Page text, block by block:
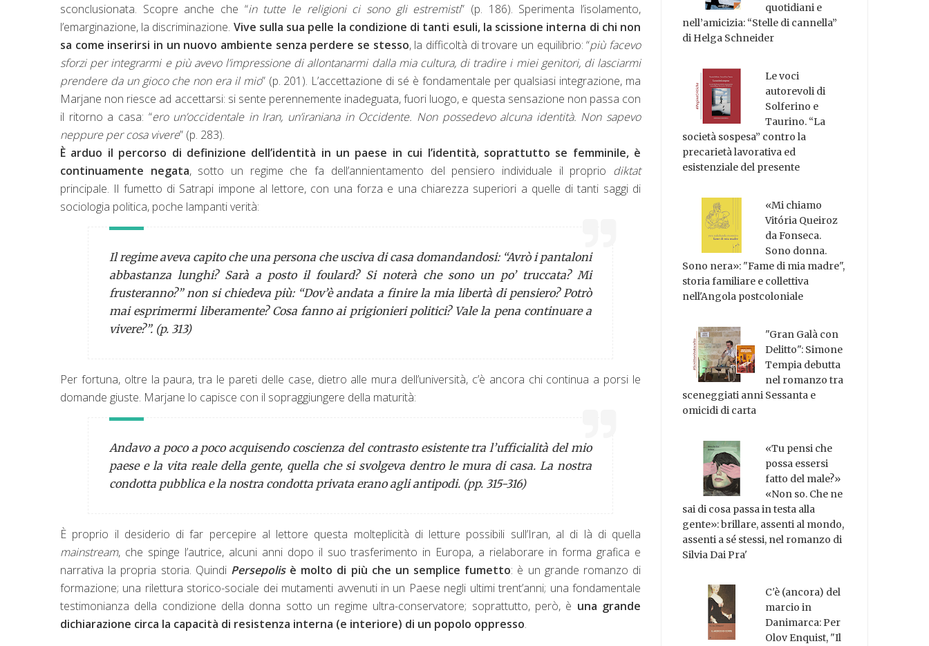
sconclusionata. Scopre anche che “in tutte le religioni ci sono gli estremisti” (p. 186). Sperimenta l’isolamento,
l’emarginazione, la discriminazione. Vive sulla sua pelle la condizione di tanti esuli, la scissione interna di chi non
sa come inserirsi in un nuovo ambiente senza perdere se stesso, la difficoltà di trovare un equilibrio: “più facevo
sforzi per integrarmi e più avevo l’impressione di allontanarmi dalla mia cultura, di tradire i miei genitori, di lasciarmi
prendere da un gioco che non era il mio” (p. 201). L’accettazione di sé è fondamentale per qualsiasi integrazione, ma
Marjane non riesce ad accettarsi: si sente perennemente inadeguata, fuori luogo, e questa sensazione non passa con
il ritorno a casa: “ero un’occidentale in Iran, un’iraniana in Occidente. Non possedevo alcuna identità. Non sapevo
neppure per cosa vivere” (p. 283).
È arduo il percorso di definizione dell’identità in un paese in cui l’identità, soprattutto se femminile, è
continuamente negata, sotto un regime che fa dell’annientamento del pensiero individuale il proprio diktat
principale. Il fumetto di Satrapi impone al lettore, con una forza e una chiarezza superiori a quelle di tanti saggi di
sociologia politica, poche lampanti verità:
Il regime aveva capito che una persona che usciva di casa domandandosi: “Avrò i pantaloni
abbastanza lunghi? Sarà a posto il foulard? Si noterà che sono un po’ truccata? Mi
frusteranno?” non si chiedeva più: “Dov’è andata a finire la mia libertà di pensiero? Potrò
mai esprimermi liberamente? Cosa fanno ai prigionieri politici? Vale la pena continuare a
vivere?”. (p. 313)
Per fortuna, oltre la paura, tra le pareti delle case, dietro alle mura dell’università, c’è ancora chi continua a porsi le
domande giuste. Marjane lo capisce con il sopraggiungere della maturità:
Andavo a poco a poco acquisendo coscienza del contrasto esistente tra l’ufficialità del mio
paese e la vita reale della gente, quella che si svolgeva dentro le mura di casa. La nostra
condotta pubblica e la nostra condotta privata erano agli antipodi. (pp. 315-316)
È proprio il desiderio di far percepire al lettore questa molteplicità di letture possibili sull’Iran, al di là di quella
mainstream, che spinge l’autrice, alcuni anni dopo il suo trasferimento in Europa, a rielaborare in forma grafica e
narrativa la propria storia. Quindi Persepolisè molto di più che un semplice fumetto: è un grande romanzo di
formazione; una rilettura storico-sociale dei mutamenti avvenuti in un Paese negli ultimi trent’anni; una fondamentale
testimonianza della condizione della donna sotto un regime ultra-conservatore; soprattutto, però, è una grande
dichiarazione circa la capacità di resistenza interna (e interiore) di un popolo oppresso.
quotidiani e
nell’amicizia: “Stelle di cannella”
di Helga Schneider
Le voci
autorevoli di
Solferino e
Taurino. “La
società sospesa” contro la
precarietà lavorativa ed
esistenziale del presente
«Mi chiamo
Vitória Queiroz
da Fonseca.
Sono donna.
Sono nera»: "Fame di mia madre",
storia familiare e collettiva
nell'Angola postcoloniale
"Gran Galà con
Delitto": Simone
Tempia debutta
nel romanzo tra
sceneggiati anni Sessanta e
omicidi di carta
«Tu pensi che
possa essersi
fatto del male?»
«Non so. Che ne
sai di cosa passa in testa alla
gente»: brillare, assenti al mondo,
assenti a sé stessi, nel romanzo di
Silvia Dai Pra'
C'è (ancora) del
marcio in
Danimarca: Per
Olov Enquist, "Il